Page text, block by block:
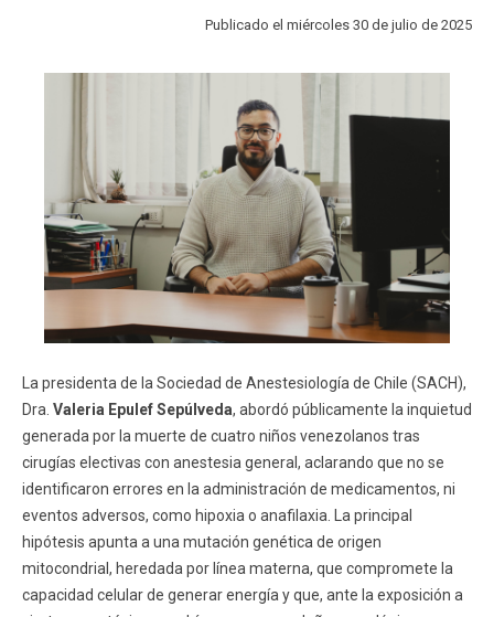
Publicado el miércoles 30 de julio de 2025
La presidenta de la Sociedad de Anestesiología de Chile (SACH),
Dra. Valeria Epulef Sepúlveda, abordó públicamente la inquietud
generada por la muerte de cuatro niños venezolanos tras
cirugías electivas con anestesia general, aclarando que no se
identificaron errores en la administración de medicamentos, ni
eventos adversos, como hipoxia o anafilaxia. La principal
hipótesis apunta a una mutación genética de origen
mitocondrial, heredada por línea materna, que compromete la
capacidad celular de generar energía y que, ante la exposición a